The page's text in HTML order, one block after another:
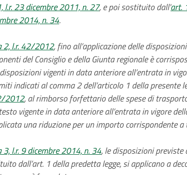
l.r. 23 dicembre 2011, n. 27, e poi sostituito dall'art.
2014, n. 34.
2, l.r. 42/2012, fino all’applicazione delle
del Consiglio e della Giunta regionale è
vigenti in data anteriore all’entrata in
indicati al comma 2 dell’articolo 1 della presente
2012, al rimborso forfettario delle spese di
vigente in data anteriore all’entrata in vigore
una riduzione per un importo corrispondente a
l.r. 9 dicembre 2014, n. 34, le disposizioni previste
dall’art. 1 della predetta legge, si applicano a